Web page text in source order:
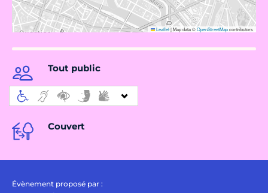
Leaflet|Map data ©OpenStreetMapcontributors
Tout public
Couvert
Évènement proposé par :